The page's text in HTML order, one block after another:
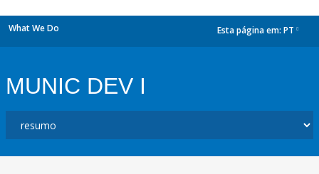
What We Do Esta página em: PT
MUNIC DEV I